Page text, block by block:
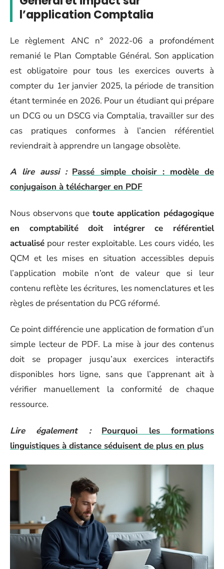
l’application Comptalia
Le règlement ANC n° 2022-06 a profondément
remanié le Plan Comptable Général. Son application
est obligatoire pour tous les exercices ouverts à
compter du 1er janvier 2025, la période de transition
étant terminée en 2026. Pour un étudiant qui prépare
un DCG ou un DSCG via Comptalia, travailler sur des
cas pratiques conformes à l’ancien référentiel
reviendrait à apprendre un langage obsolète.
A lire aussi : Passé simple choisir : modèle de
conjugaison à télécharger en PDF
Nous observons que toute application pédagogique
en comptabilité doit intégrer ce référentiel
actualisé pour rester exploitable. Les cours vidéo, les
QCM et les mises en situation accessibles depuis
l’application mobile n’ont de valeur que si leur
contenu reflète les écritures, les nomenclatures et les
règles de présentation du PCG réformé.
Ce point différencie une application de formation d’un
simple lecteur de PDF. La mise à jour des contenus
doit se propager jusqu’aux exercices interactifs
disponibles hors ligne, sans que l’apprenant ait à
vérifier manuellement la conformité de chaque
ressource.
Lire également :
Pourquoi les formations
linguistiques à distance séduisent de plus en plus